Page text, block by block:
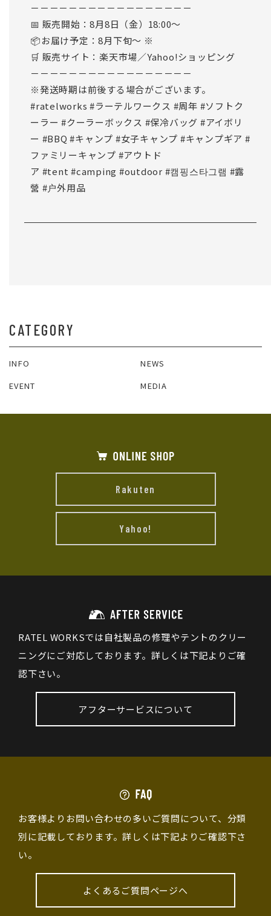
－－－－－－－－－－－－－－－－－
📅 販売開始：8月8日（金）18:00～
📦お届け予定：8月下旬～ ※
🛒 販売サイト：楽天市場／Yahoo!ショッピング
－－－－－－－－－－－－－－－－－
※発送時期は前後する場合がございます。
#ratelworks #ラーテルワークス #周年 #ソフトク
ーラー #クーラーボックス #保冷バッグ #アイボリ
ー #BBQ #キャンプ #女子キャンプ #キャンプギア #
ファミリーキャンプ #アウトド
ア #tent #camping #outdoor #캠핑스타그램 #露
營 #户外用品
CATEGORY
INFO
NEWS
EVENT
MEDIA
Rakuten
Yahoo!
RATEL WORKSでは自社製品の修理やテントのクリー
ニングにご対応しております。詳しくは下記よりご確
認下さい。
アフターサービスについて
お客様よりお問い合わせの多いご質問について、分類
別に記載しております。詳しくは下記よりご確認下さ
い。
よくあるご質問ページへ